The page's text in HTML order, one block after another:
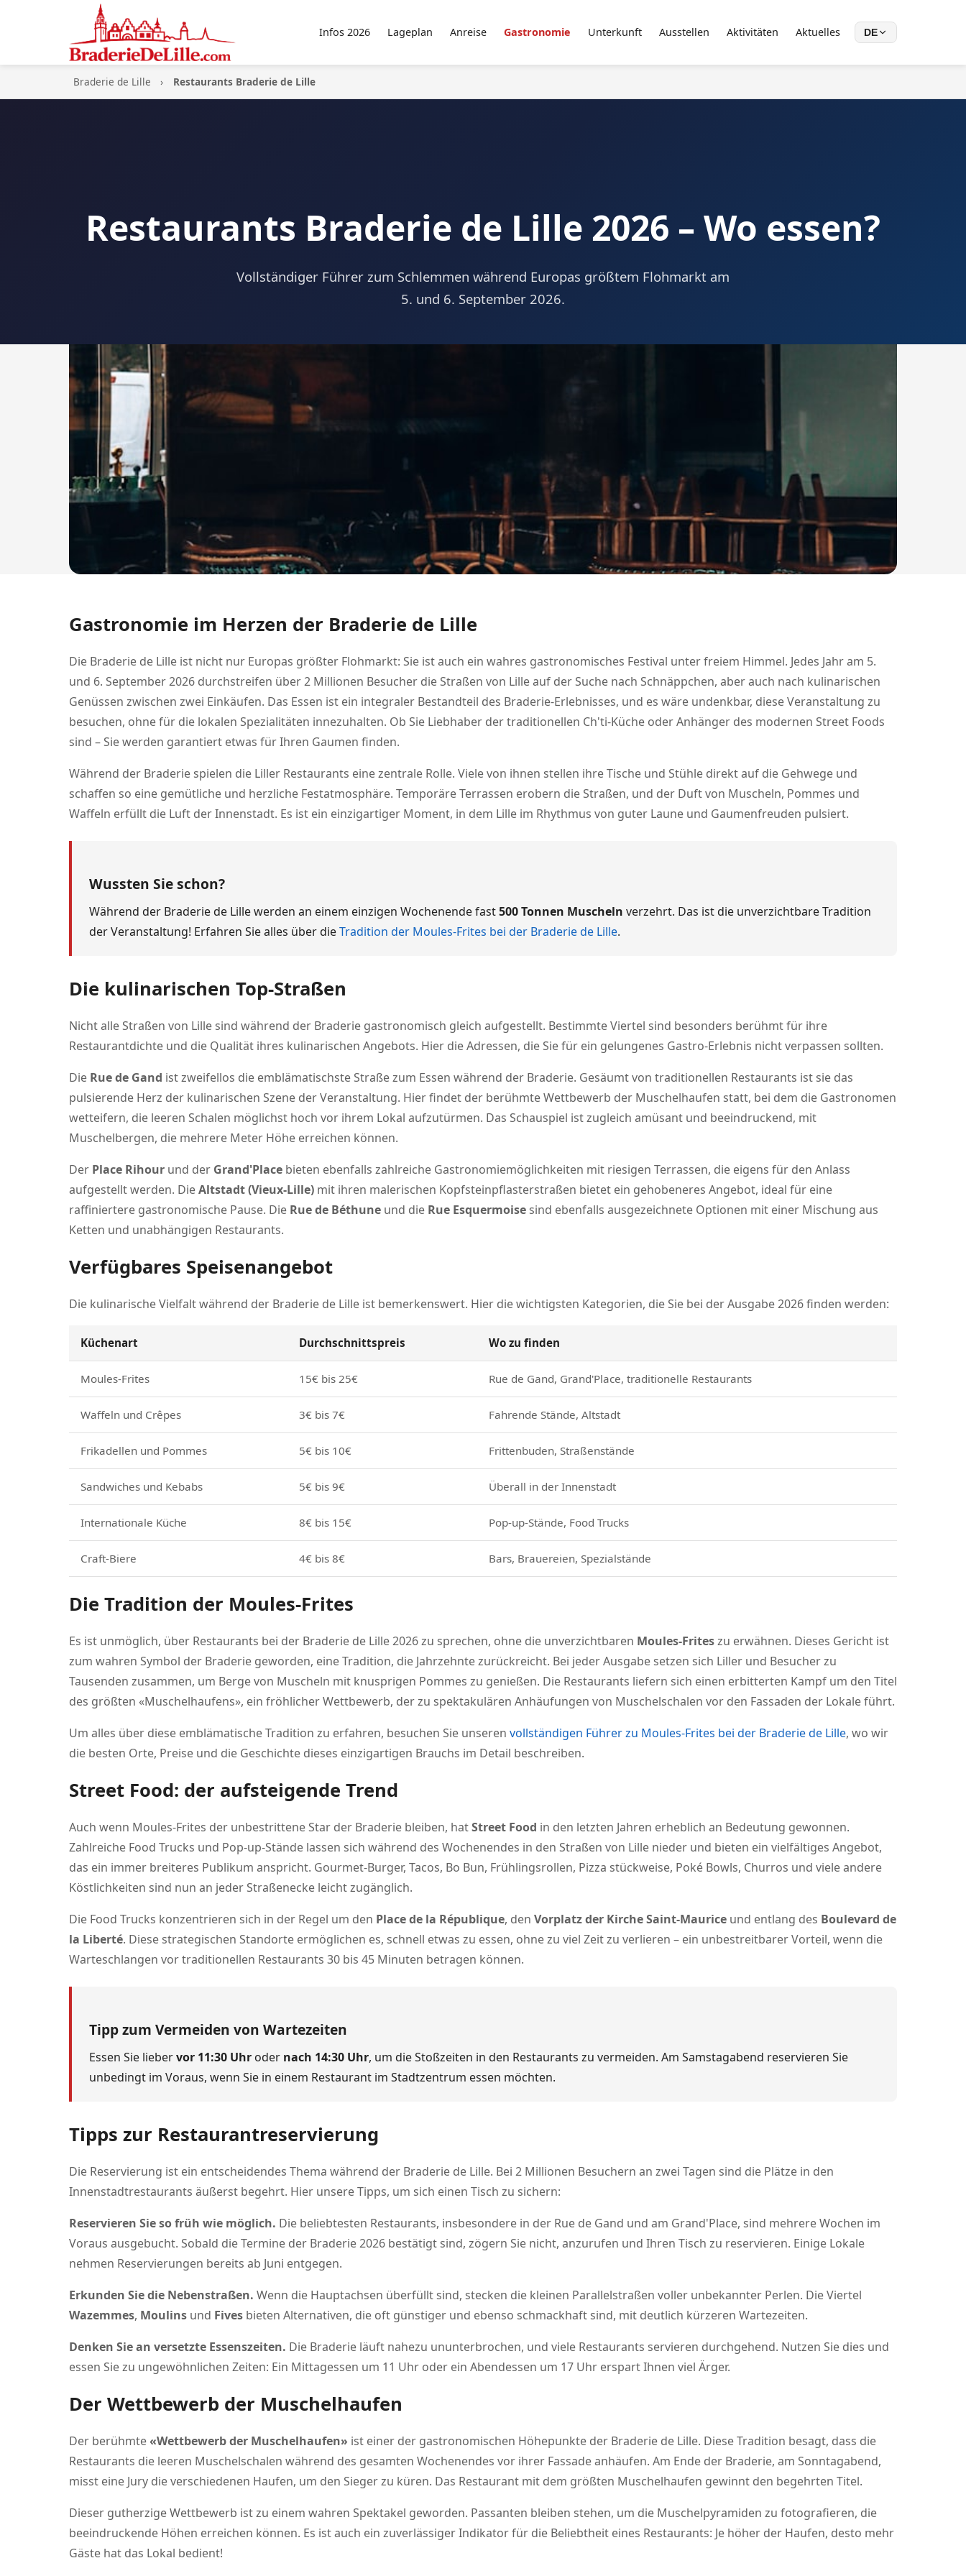
Infos 2026 Lageplan Anreise Gastronomie Unterkunft Ausstellen Aktivitäten Aktuelles DE
Braderie de Lille Restaurants Braderie de Lille
Restaurants Braderie de Lille 2026 – Wo essen?
Vollständiger Führer zum Schlemmen während Europas größtem Flohmarkt am
5. und 6. September 2026.
Gastronomie im Herzen der Braderie de Lille
Die Braderie de Lille ist nicht nur Europas größter Flohmarkt: Sie ist auch ein wahres gastronomisches Festival unter freiem Himmel. Jedes Jahr am 5.
und 6. September 2026 durchstreifen über 2 Millionen Besucher die Straßen von Lille auf der Suche nach Schnäppchen, aber auch nach kulinarischen
Genüssen zwischen zwei Einkäufen. Das Essen ist ein integraler Bestandteil des Braderie-Erlebnisses, und es wäre undenkbar, diese Veranstaltung zu
besuchen, ohne für die lokalen Spezialitäten innezuhalten. Ob Sie Liebhaber der traditionellen Ch'ti-Küche oder Anhänger des modernen Street Foods
sind – Sie werden garantiert etwas für Ihren Gaumen finden.
Während der Braderie spielen die Liller Restaurants eine zentrale Rolle. Viele von ihnen stellen ihre Tische und Stühle direkt auf die Gehwege und
schaffen so eine gemütliche und herzliche Festatmosphäre. Temporäre Terrassen erobern die Straßen, und der Duft von Muscheln, Pommes und
Waffeln erfüllt die Luft der Innenstadt. Es ist ein einzigartiger Moment, in dem Lille im Rhythmus von guter Laune und Gaumenfreuden pulsiert.
Wussten Sie schon?
Während der Braderie de Lille werden an einem einzigen Wochenende fast500 Tonnen Muscheln verzehrt. Das ist die unverzichtbare Tradition
der Veranstaltung! Erfahren Sie alles über dieTradition der Moules-Frites bei der Braderie de Lille.
Die kulinarischen Top-Straßen
Nicht alle Straßen von Lille sind während der Braderie gastronomisch gleich aufgestellt. Bestimmte Viertel sind besonders berühmt für ihre
Restaurantdichte und die Qualität ihres kulinarischen Angebots. Hier die Adressen, die Sie für ein gelungenes Gastro-Erlebnis nicht verpassen sollten.
Die Rue de Gand ist zweifellos die emblämatischste Straße zum Essen während der Braderie. Gesäumt von traditionellen Restaurants ist sie das
pulsierende Herz der kulinarischen Szene der Veranstaltung. Hier findet der berühmte Wettbewerb der Muschelhaufen statt, bei dem die Gastronomen
wetteifern, die leeren Schalen möglichst hoch vor ihrem Lokal aufzutürmen. Das Schauspiel ist zugleich amüsant und beeindruckend, mit
Muschelbergen, die mehrere Meter Höhe erreichen können.
Der Place Rihour und der Grand'Place bieten ebenfalls zahlreiche Gastronomiemöglichkeiten mit riesigen Terrassen, die eigens für den Anlass
aufgestellt werden. DieAltstadt (Vieux-Lille) mit ihren malerischen Kopfsteinpflasterstraßen bietet ein gehobeneres Angebot, ideal für eine
raffiniertere gastronomische Pause. Die Rue de Béthune und die Rue Esquermoise sind ebenfalls ausgezeichnete Optionen mit einer Mischung aus
Ketten und unabhängigen Restaurants.
Verfügbares Speisenangebot
Die kulinarische Vielfalt während der Braderie de Lille ist bemerkenswert. Hier die wichtigsten Kategorien, die Sie bei der Ausgabe 2026 finden werden:
Küchenart Durchschnittspreis Wo zu finden
Moules-Frites 15€ bis 25€ Rue de Gand, Grand'Place, traditionelle Restaurants
Waffeln und Crêpes 3€ bis 7€ Fahrende Stände, Altstadt
Frikadellen und Pommes 5€ bis 10€ Frittenbuden, Straßenstände
Sandwiches und Kebabs 5€ bis 9€ Überall in der Innenstadt
Internationale Küche 8€ bis 15€ Pop-up-Stände, Food Trucks
Craft-Biere 4€ bis 8€ Bars, Brauereien, Spezialstände
Die Tradition der Moules-Frites
Es ist unmöglich, über Restaurants bei der Braderie de Lille 2026 zu sprechen, ohne die unverzichtbaren Moules-Friteszu erwähnen. Dieses Gericht ist
zum wahren Symbol der Braderie geworden, eine Tradition, die Jahrzehnte zurückreicht. Bei jeder Ausgabe setzen sich Liller und Besucher zu
Tausenden zusammen, um Berge von Muscheln mit knusprigen Pommes zu genießen. Die Restaurants liefern sich einen erbitterten Kampf um den Titel
des größten «Muschelhaufens», ein fröhlicher Wettbewerb, der zu spektakulären Anhäufungen von Muschelschalen vor den Fassaden der Lokale führt.
Um alles über diese emblämatische Tradition zu erfahren, besuchen Sie unseren vollständigen Führer zu Moules-Frites bei der Braderie de Lille, wo wir
die besten Orte, Preise und die Geschichte dieses einzigartigen Brauchs im Detail beschreiben.
Street Food: der aufsteigende Trend
Auch wenn Moules-Frites der unbestrittene Star der Braderie bleiben, hatStreet Food in den letzten Jahren erheblich an Bedeutung gewonnen.
Zahlreiche Food Trucks und Pop-up-Stände lassen sich während des Wochenendes in den Straßen von Lille nieder und bieten ein vielfältiges Angebot,
das ein immer breiteres Publikum anspricht. Gourmet-Burger, Tacos, Bo Bun, Frühlingsrollen, Pizza stückweise, Poké Bowls, Churros und viele andere
Köstlichkeiten sind nun an jeder Straßenecke leicht zugänglich.
Die Food Trucks konzentrieren sich in der Regel um den Place de la République, den Vorplatz der Kirche Saint-Maurice und entlang des Boulevard de
la Liberté. Diese strategischen Standorte ermöglichen es, schnell etwas zu essen, ohne zu viel Zeit zu verlieren – ein unbestreitbarer Vorteil, wenn die
Warteschlangen vor traditionellen Restaurants 30 bis 45 Minuten betragen können.
Tipp zum Vermeiden von Wartezeiten
Essen Sie liebervor 11:30 Uhr oder nach 14:30 Uhr, um die Stoßzeiten in den Restaurants zu vermeiden. Am Samstagabend reservieren Sie
unbedingt im Voraus, wenn Sie in einem Restaurant im Stadtzentrum essen möchten.
Tipps zur Restaurantreservierung
Die Reservierung ist ein entscheidendes Thema während der Braderie de Lille. Bei 2 Millionen Besuchern an zwei Tagen sind die Plätze in den
Innenstadtrestaurants äußerst begehrt. Hier unsere Tipps, um sich einen Tisch zu sichern:
Reservieren Sie so früh wie möglich. Die beliebtesten Restaurants, insbesondere in der Rue de Gand und am Grand'Place, sind mehrere Wochen im
Voraus ausgebucht. Sobald die Termine der Braderie 2026 bestätigt sind, zögern Sie nicht, anzurufen und Ihren Tisch zu reservieren. Einige Lokale
nehmen Reservierungen bereits ab Juni entgegen.
Erkunden Sie die Nebenstraßen. Wenn die Hauptachsen überfüllt sind, stecken die kleinen Parallelstraßen voller unbekannter Perlen. Die Viertel
Wazemmes, Moulins und Fives bieten Alternativen, die oft günstiger und ebenso schmackhaft sind, mit deutlich kürzeren Wartezeiten.
Denken Sie an versetzte Essenszeiten. Die Braderie läuft nahezu ununterbrochen, und viele Restaurants servieren durchgehend. Nutzen Sie dies und
essen Sie zu ungewöhnlichen Zeiten: Ein Mittagessen um 11 Uhr oder ein Abendessen um 17 Uhr erspart Ihnen viel Ärger.
Der Wettbewerb der Muschelhaufen
Der berühmte«Wettbewerb der Muschelhaufen» ist einer der gastronomischen Höhepunkte der Braderie de Lille. Diese Tradition besagt, dass die
Restaurants die leeren Muschelschalen während des gesamten Wochenendes vor ihrer Fassade anhäufen. Am Ende der Braderie, am Sonntagabend,
misst eine Jury die verschiedenen Haufen, um den Sieger zu küren. Das Restaurant mit dem größten Muschelhaufen gewinnt den begehrten Titel.
Dieser gutherzige Wettbewerb ist zu einem wahren Spektakel geworden. Passanten bleiben stehen, um die Muschelpyramiden zu fotografieren, die
beeindruckende Höhen erreichen können. Es ist auch ein zuverlässiger Indikator für die Beliebtheit eines Restaurants: Je höher der Haufen, desto mehr
Gäste hat das Lokal bedient!